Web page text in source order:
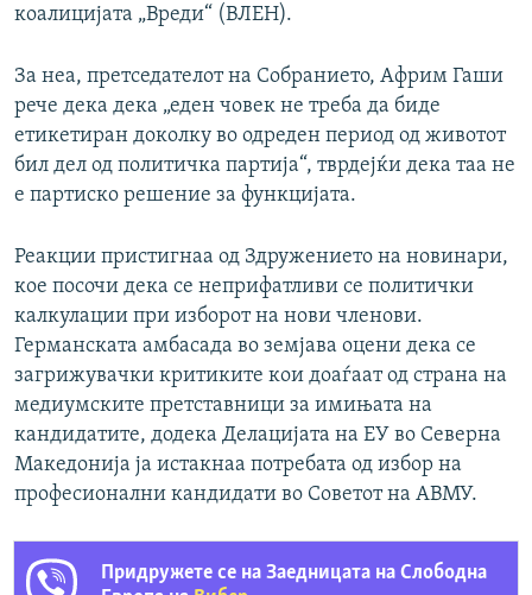
коалицијата „Вреди“ (ВЛЕН).
За неа, претседателот на Собранието, Африм Гаши
рече дека дека „еден човек не треба да биде
етикетиран доколку во одреден период од животот
бил дел од политичка партија“, тврдејќи дека таа не
е партиско решение за функцијата.
Реакции пристигнаа од Здружението на новинари,
кое посочи дека се неприфатливи се политички
калкулации при изборот на нови членови.
Германската амбасада во земјава оцени дека се
загрижувачки критиките кои доаѓаат од страна на
медиумските претставници за имињата на
кандидатите, додека Делацијата на ЕУ во Северна
Македонија ја истакнаа потребата од избор на
професионални кандидати во Советот на АВМУ.
Придружете се на Заедницата на Слободна